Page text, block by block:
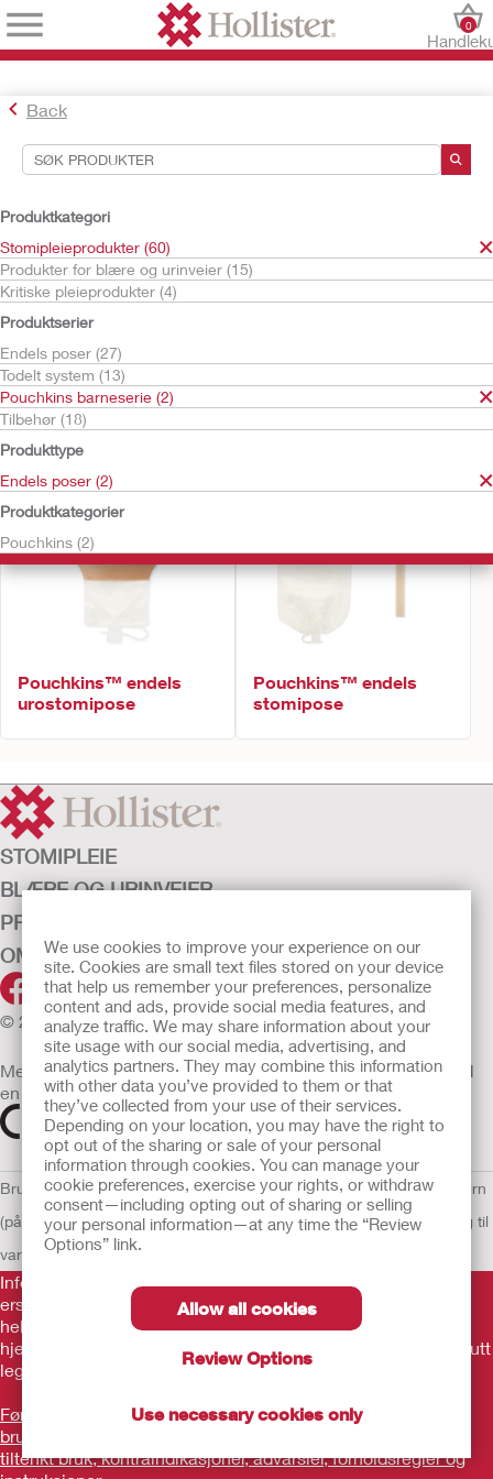
We use cookies to improve your experience on our
site. Cookies are small text files stored on your device
that help us remember your preferences, personalize
content and ads, provide social media features, and
analyze traffic. We may share information about your
site usage with our social media, advertising, and
analytics partners. They may combine this information
with other data you’ve provided to them or that
they’ve collected from your use of their services.
Depending on your location, you may have the right to
opt out of the sharing or sale of your personal
information through cookies. You can manage your
cookie preferences, exercise your rights, or withdraw
consent—including opting out of sharing or selling
your personal information—at any time the “Review
Options” link.
Allow all cookies
Review Options
Use necessary cookies only
0
Back
Produktkategori
Stomipleieprodukter (60)
Produkter for blære og urinveier (15)
Kritiske pleieprodukter (4)
Produktserier
Endels poser (27)
Todelt system (13)
Pouchkins barneserie (2)
Tilbehør (18)
Produkttype
Endels poser (2)
Produktkategorier
Pouchkins (2)
Søkeverktøy
Dine valg:
Stomipleieprodukter
Pouchkins barneserie
Endels poser
Ditt valg matchet
Sorter etter:
Pouchkins™ endels
urostomipose
Pouchkins™ endels
stomipose
STOMIPLEIE
BLÆRE OG URINVEIER
PRODUKTER
OM OSS
© 2026 Hollister Incorporated
Medisinsk utstyr som selges i EU er etter behov merket med
en av følgende symboler
BruksvilkårRetningslinjer for personvernRetningslinjer for personvern
(på engelsk)Informasjonskapsler Åpenhetslov Erklæring EU Varsling til
varslere
Informasjonen her er ikke legehjelp, og er ikke ment som
erstatning for råd fra lege eller annen leverandør av
helsetjenester. Denne informasjonen skal ikke brukes som
hjelp ved behov for akutt legehjelp. Hvis du har behov for akutt
legehjelp, må du straks oppsøke behandling personlig.
Før produktet tas i bruk, må du lese gjennom
brukerveiledningen og merke deg informasjon som gjelder
tiltenkt bruk, kontraindikasjoner, advarsler, forholdsregler og